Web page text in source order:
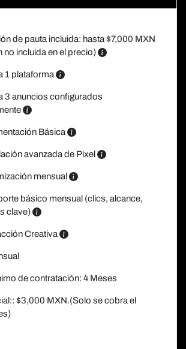
de pauta incluida: hasta $7,000 MXN
no incluida en el precio)
1 plataforma
3 anuncios configurados
Básica
avanzada de Pixel
mensual
básico mensual (clics, alcance,
clave)
Creativa
de contratación: 4 Meses
$3,000 MXN.(Solo se cobra el